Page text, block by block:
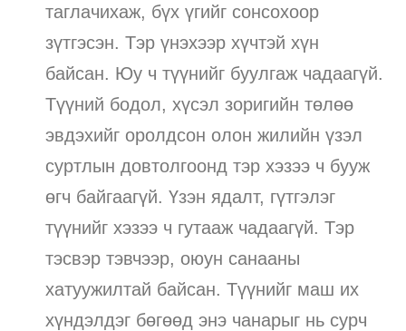
таглачихаж, бүх үгийг сонсохоор
зүтгэсэн. Тэр үнэхээр хүчтэй хүн
байсан. Юу ч түүнийг буулгаж чадаагүй.
Түүний бодол, хүсэл зоригийн төлөө
эвдэхийг оролдсон олон жилийн үзэл
суртлын довтолгоонд тэр хэзээ ч бууж
өгч байгаагүй. Үзэн ядалт, гүтгэлэг
түүнийг хэзээ ч гутааж чадаагүй. Тэр
тэсвэр тэвчээр, оюун санааны
хатуужилтай байсан. Түүнийг маш их
хүндэлдэг бөгөөд энэ чанарыг нь сурч